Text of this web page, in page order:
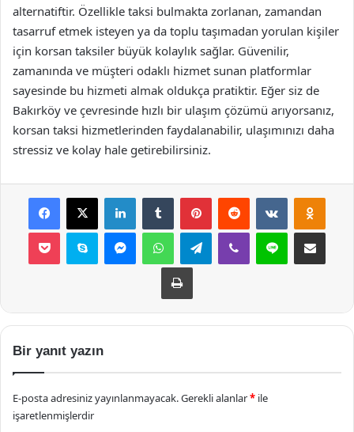
alternatiftir. Özellikle taksi bulmakta zorlanan, zamandan
tasarruf etmek isteyen ya da toplu taşımadan yorulan kişiler
için korsan taksiler büyük kolaylık sağlar. Güvenilir,
zamanında ve müşteri odaklı hizmet sunan platformlar
sayesinde bu hizmeti almak oldukça pratiktir. Eğer siz de
Bakırköy ve çevresinde hızlı bir ulaşım çözümü arıyorsanız,
korsan taksi hizmetlerinden faydalanabilir, ulaşımınızı daha
stressiz ve kolay hale getirebilirsiniz.
Facebook
X LinkedInTumblr PinterestReddit VKontakte
Pocket Skype MessengerWhatsAppTelegramViber Line E-Posta ile
Yazdır
Bir yanıt yazın
E-posta adresiniz yayınlanmayacak.Gerekli alanlar* ile
işaretlenmişlerdir